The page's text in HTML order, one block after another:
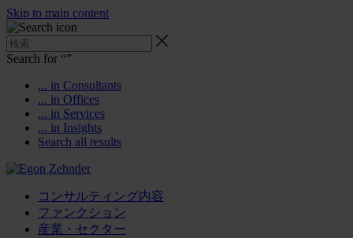
Skip to main content
Search for “”
... in Consultants
... in Offices
... in Services
... in Insights
Search all results
コンサルティング内容
ファンクション
産業・セクター